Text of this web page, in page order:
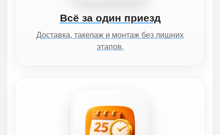
Всё за один приезд
Доставка, такелаж и монтаж без лишних
этапов.